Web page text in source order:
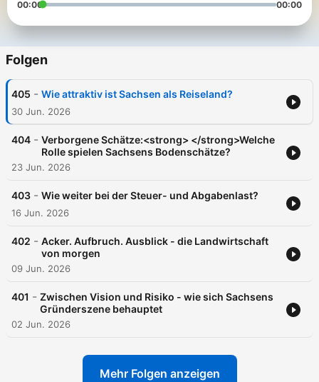
00:00 00:00
Folgen
405 - Wie attraktiv ist Sachsen als Reiseland?
30 Jun. 2026
404 - Verborgene Schätze:<strong> </strong>Welche
Rolle spielen Sachsens Bodenschätze?
23 Jun. 2026
403 - Wie weiter bei der Steuer- und Abgabenlast?
16 Jun. 2026
402 - Acker. Aufbruch. Ausblick - die Landwirtschaft
von morgen
09 Jun. 2026
401 - Zwischen Vision und Risiko - wie sich Sachsens
Gründerszene behauptet
02 Jun. 2026
Mehr Folgen anzeigen